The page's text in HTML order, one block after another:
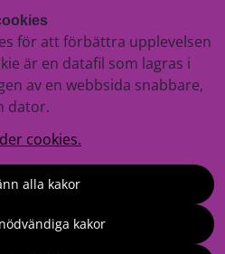
för att förbättra upplevelsen
är en datafil som lagras i
av en webbsida snabbare,
dator.
cookies.
alla kakor
kakor